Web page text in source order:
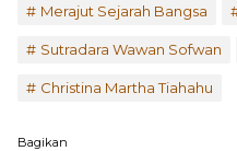
Merajut Sejarah Bangsa
Sutradara Wawan Sofwan
Christina Martha Tiahahu
Bagikan